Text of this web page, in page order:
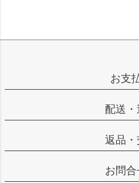
お支
配送・
返品・
お問